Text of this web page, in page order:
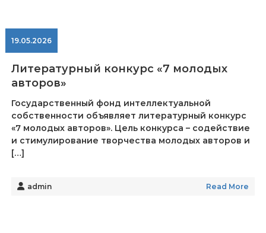
19.05.2026
Литературный конкурс «7 молодых
авторов»
Государственный фонд интеллектуальной
собственности объявляет литературный конкурс
«7 молодых авторов». Цель конкурса – содействие
и стимулирование творчества молодых авторов и
[…]
admin Read More